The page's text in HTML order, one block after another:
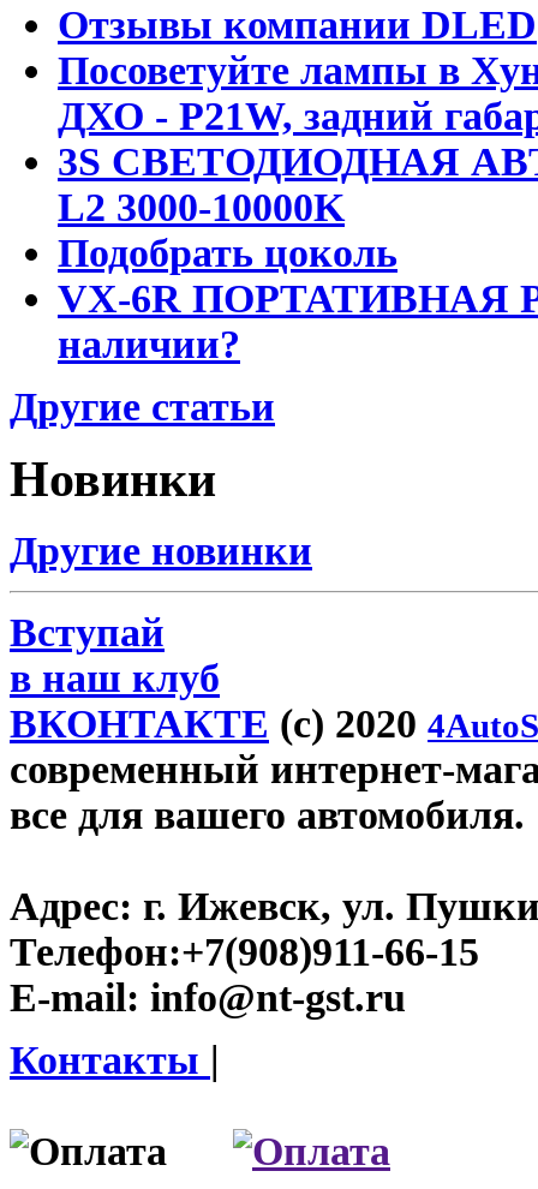
Отзывы компании DLED
Посоветуйте лампы в
ДХО - P21W, задний
3S СВЕТОДИОДНАЯ
L2 3000-10000K
Подобрать цоколь
VX-6R ПОРТАТИВНАЯ
наличии?
Другие статьи
Новинки
Другие новинки
Вступай
в наш клуб
ВКОНТАКТЕ (c) 2020
современный интернет-
все для вашего автомобиля.
Адрес: г. Ижевск, ул.
Телефон:+7(908)911-66-15
E-mail: info@nt-gst.ru
Контакты